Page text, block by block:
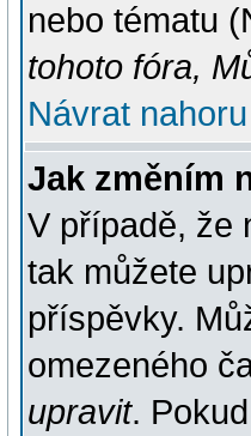
nebo tématu
tohoto fóra,
Návrat nahoru
Jak změním
V případě, že
tak můžete
příspěvky.
omezeného
upravit.